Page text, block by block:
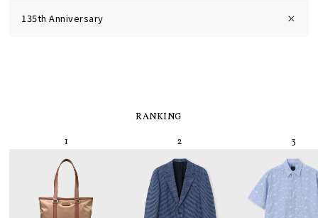
135th Anniversary ×
RANKING